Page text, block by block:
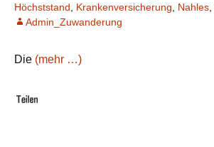
Höchststand
Krankenversicherung Nahles
Admin_Zuwanderung
Die (mehr …)